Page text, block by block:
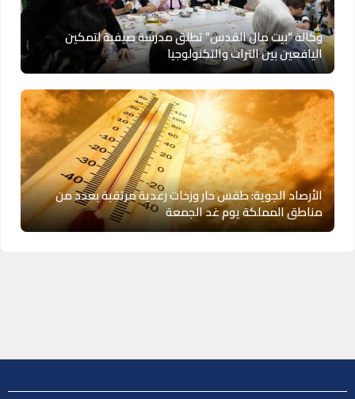
وكالة “بيت مال القدس” تطلق مدرسة صيفية لتمكين
اليافعين بين التراث والتكنولوجيا
الأرصاد الجوية: طقس حار وزخات رعدية مرتقبة بعدد من
مناطق المملكة يوم غد الجمعة